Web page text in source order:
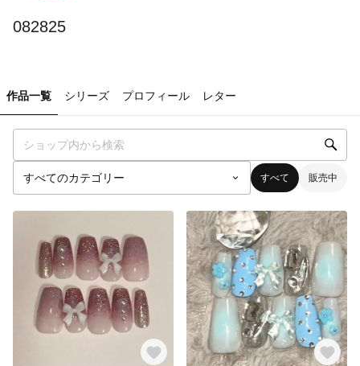
082825
作品一覧 シリーズ プロフィール レター
すべて 販売中